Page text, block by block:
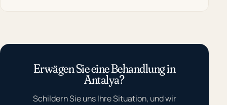
Erwägen Sie eine Behandlung in
Antalya?
Schildern Sie uns Ihre Situation, und wir